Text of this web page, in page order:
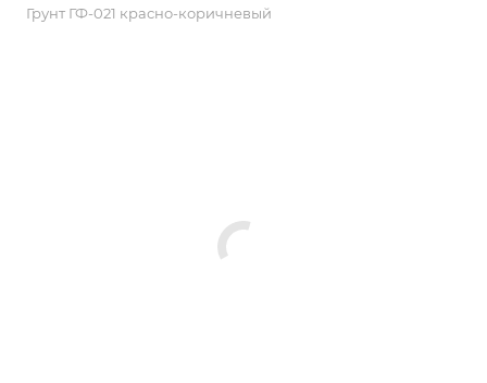
Грунт ГФ-021 красно-коричневый